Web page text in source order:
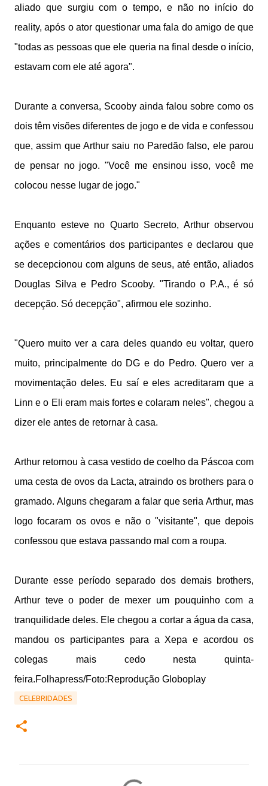
aliado que surgiu com o tempo, e não no início do
reality, após o ator questionar uma fala do amigo de que
"todas as pessoas que ele queria na final desde o início,
estavam com ele até agora".
Durante a conversa, Scooby ainda falou sobre como os
dois têm visões diferentes de jogo e de vida e confessou
que, assim que Arthur saiu no Paredão falso, ele parou
de pensar no jogo. "Você me ensinou isso, você me
colocou nesse lugar de jogo."
Enquanto esteve no Quarto Secreto, Arthur observou
ações e comentários dos participantes e declarou que
se decepcionou com alguns de seus, até então, aliados
Douglas Silva e Pedro Scooby. "Tirando o P.A., é só
decepção. Só decepção", afirmou ele sozinho.
"Quero muito ver a cara deles quando eu voltar, quero
muito, principalmente do DG e do Pedro. Quero ver a
movimentação deles. Eu saí e eles acreditaram que a
Linn e o Eli eram mais fortes e colaram neles", chegou a
dizer ele antes de retornar à casa.
Arthur retornou à casa vestido de coelho da Páscoa com
uma cesta de ovos da Lacta, atraindo os brothers para o
gramado. Alguns chegaram a falar que seria Arthur, mas
logo focaram os ovos e não o "visitante", que depois
confessou que estava passando mal com a roupa.
Durante esse período separado dos demais brothers,
Arthur teve o poder de mexer um pouquinho com a
tranquilidade deles. Ele chegou a cortar a água da casa,
mandou os participantes para a Xepa e acordou os
colegas mais cedo nesta quinta-
feira.Folhapress/Foto:Reprodução Globoplay
CELEBRIDADES